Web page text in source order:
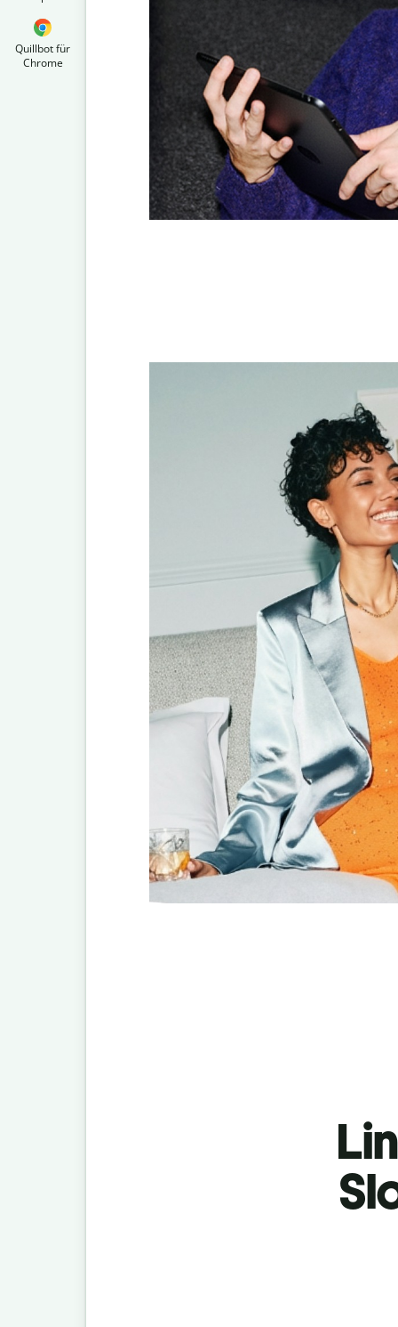
Quillbot für
Chrome